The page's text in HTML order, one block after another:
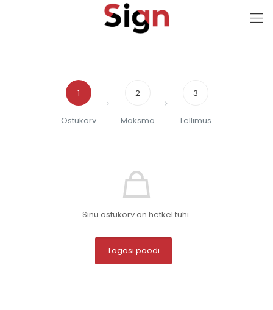
1
Ostukorv
2
Maksma
3
Tellimus
Sinu ostukorv on hetkel tühi.
Tagasi poodi